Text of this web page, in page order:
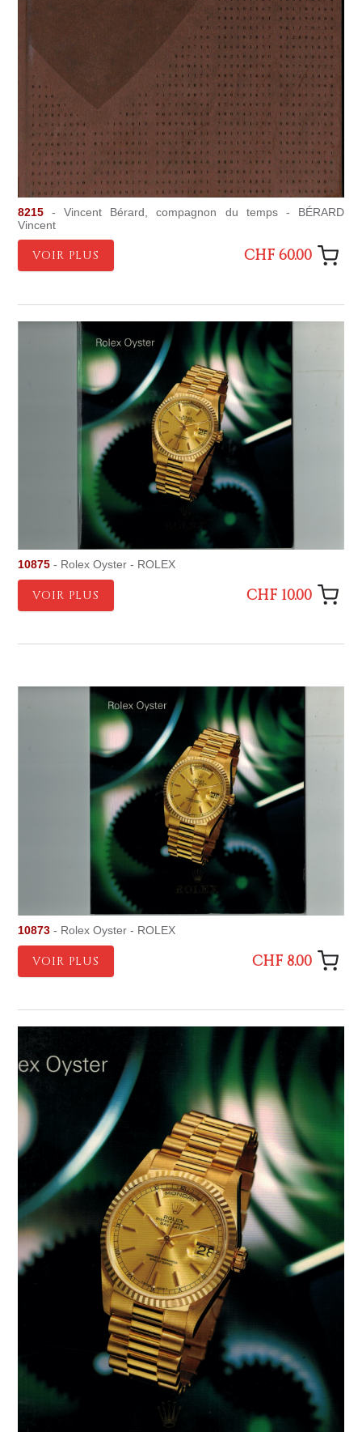
8215 - Vincent Bérard, compagnon du temps - BÉRARD
Vincent
VOIR PLUS CHF 60.00
10875 - Rolex Oyster - ROLEX
VOIR PLUS CHF 10.00
10873 - Rolex Oyster - ROLEX
VOIR PLUS CHF 8.00